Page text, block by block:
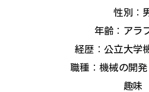
性別：
年齢：アラ
経歴：公立大学
職種：機械の開
趣味